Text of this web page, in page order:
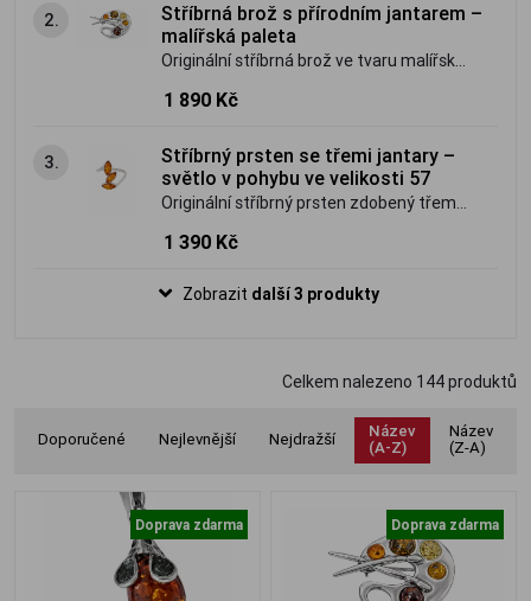
2.
Stříbrná brož s přírodním jantarem –
malířská paleta
Originální stříbrná brož ve tvaru malířské
palety zdobená vícebarevným přírodním
1 890 Kč
3.
Stříbrný prsten se třemi jantary –
světlo v pohybu ve velikosti 57
Originální stříbrný prsten zdobený třemi
pravými jantary ve světlém hnědo-
šperk inspirovaný světlem a plynutím.
1 390 Kč
Zobrazit další 3 produkty
Celkem nalezeno 144produktů
Doporučené Nejlevnější Nejdražší
Název
(A-Z)
Název
(Z-A)
Doprava zdarma Doprava zdarma